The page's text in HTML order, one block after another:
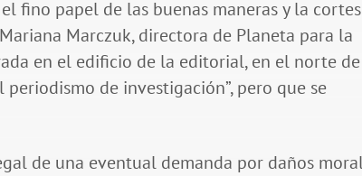
fino papel de las buenas maneras y la
Marczuk, directora de Planeta para la
en el edificio de la editorial, en el norte de
de investigación”, pero que se
de una eventual demanda por daños